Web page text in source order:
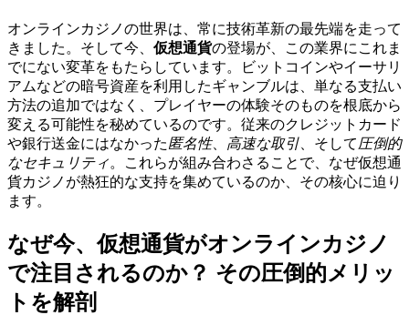
オンラインカジノの世界は、常に技術革新の最先端を走って
きました。そして今、 仮想通貨の登場が、この業界にこれま
でにない変革をもたらしています。ビットコインやイーサリ
アムなどの暗号資産を利用したギャンブルは、単なる支払い
方法の追加ではなく、プレイヤーの体験そのものを根底から
変える可能性を秘めているのです。従来のクレジットカード
や銀行送金にはなかった匿名性、 高速な取引 、そして圧倒的
なセキュリティ。これらが組み合わさることで、なぜ仮想通
貨カジノが熱狂的な支持を集めているのか、その核心に迫り
ます。
なぜ今、仮想通貨がオンラインカジノ
で注目されるのか？ その圧倒的メリッ
トを解剖